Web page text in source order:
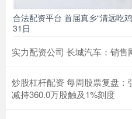
合法配资平台 首届真乡“清远吃
31日
实力配资公司 长城汽车：销
炒股杠杆配资 每周股票复盘
减持360.0万股触及1%刻度